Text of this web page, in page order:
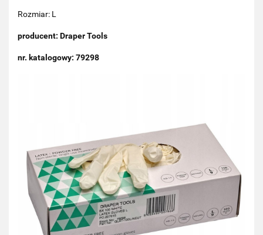
Rozmiar: L
producent: Draper Tools
nr. katalogowy: 79298